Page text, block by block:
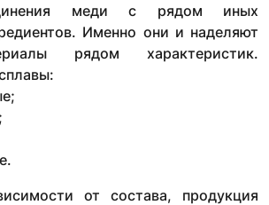
меди с рядом иных
Именно они и наделяют
рядом характеристик.
от состава, продукция